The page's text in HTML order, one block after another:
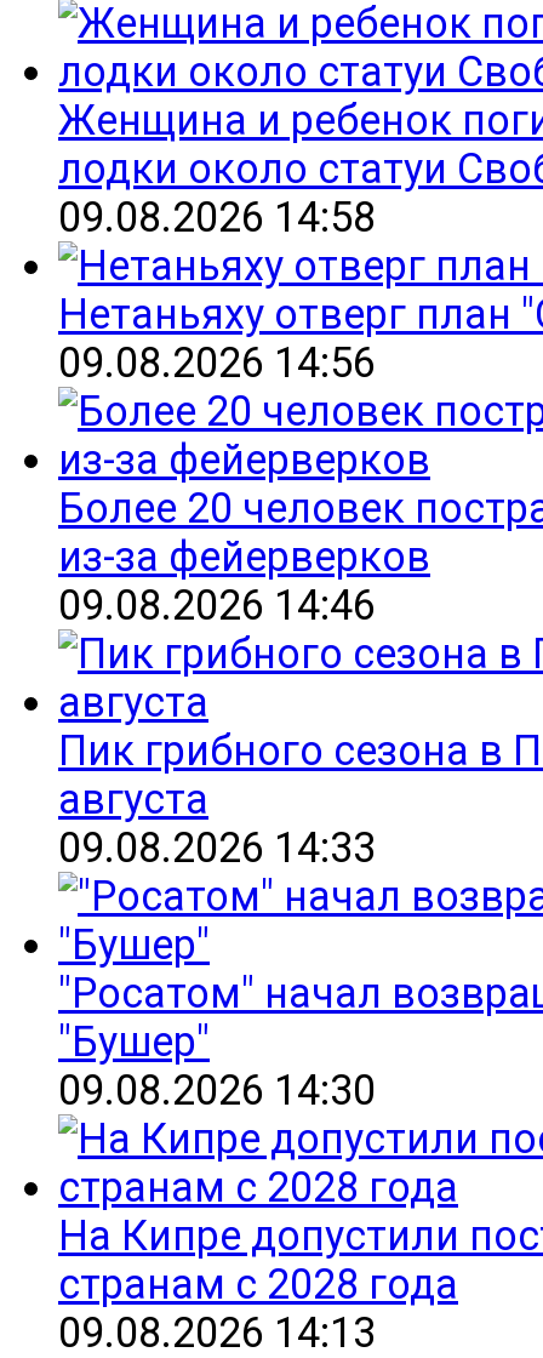
Женщина и ребенок
лодки около статуи
09.08.2026 14:58
Нетаньяху отверг план
09.08.2026 14:56
Более 20 человек
из-за фейерверков
09.08.2026 14:46
Пик грибного сезона в
августа
09.08.2026 14:33
"Росатом" начал
"Бушер"
09.08.2026 14:30
На Кипре допустили
странам с 2028 года
09.08.2026 14:13